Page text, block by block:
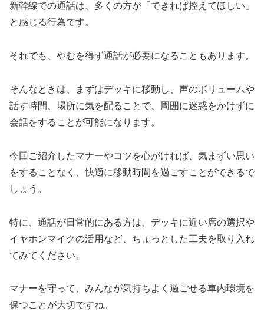
新幹線での通話は、多くの方が「できれば控えてほしい」
と感じる行為です。
それでも、やむを得ず通話が必要になることもあります。
そんなときは、まずはデッキに移動し、声のボリュームや
話す時間、場所に気を配ることで、周囲に迷惑をかけずに
会話をすることが可能になります。
今回ご紹介したマナーやコツを心がければ、気まずい思い
をすることなく、快適に移動時間を過ごすことができるで
しょう。
特に、通話が日常的にある方は、デッキに近い席の選択や
イヤホンマイクの活用など、ちょっとした工夫を取り入れ
てみてください。
マナーを守って、みんなが気持ちよく過ごせる車内環境を
保つことが大切ですね。